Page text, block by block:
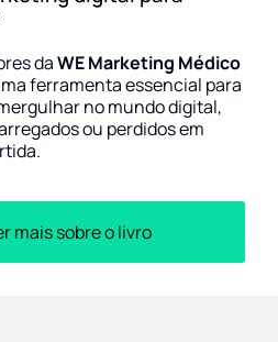
daWE Marketing Médico
ferramenta essencial para
no mundo digital,
ou perdidos em
mais sobre o livro